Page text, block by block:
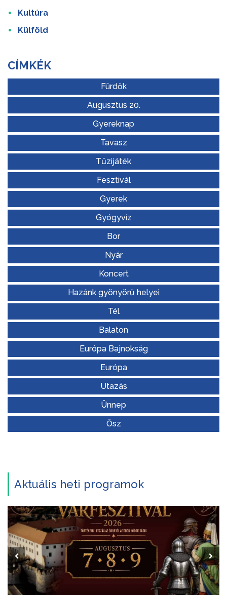
Kultúra
Külföld
CÍMKÉK
Fürdők
Augusztus 20.
Gyereknap
Tavasz
Tűzijáték
Fesztivál
Gyerek
Gyógyvíz
Bor
Nyár
Koncert
Hazánk gyönyörű helyei
Tél
Balaton
Európa Bajnokság
Európa
Utazás
Ünnep
Ősz
Aktuális heti programok